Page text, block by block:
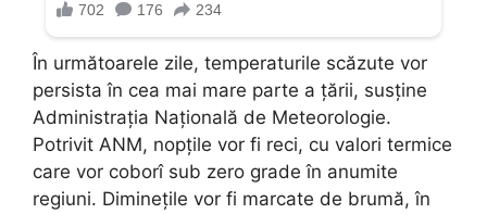
În următoarele zile, temperaturile scăzute vor
persista în cea mai mare parte a țării, susține
Administrația Națională de Meteorologie.
Potrivit ANM, nopțile vor fi reci, cu valori termice
care vor coborî sub zero grade în anumite
regiuni. Diminețile vor fi marcate de brumă, în